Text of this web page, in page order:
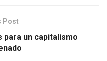
Post
para un capitalismo